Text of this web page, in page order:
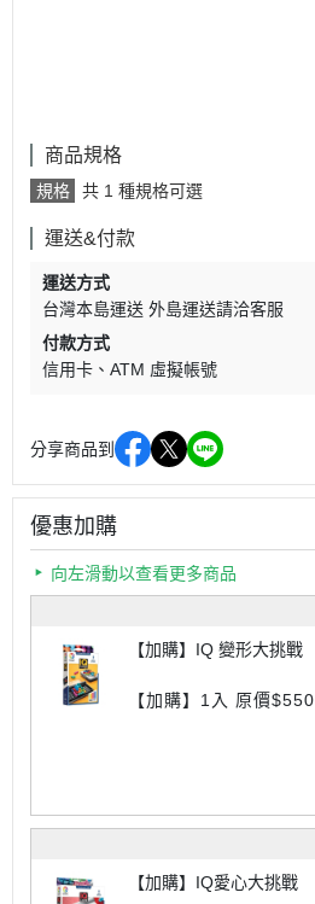
商品規格
規格 共 1 種規格可選
運送&付款
運送方式
台灣本島運送 外島運送請洽客服
付款方式
信用卡
ATM 虛擬帳號
分享商品到
優惠加購
向左滑動以查看更多商品
【加購】IQ 變形大挑戰
【加購】1入 原價$550
【加購】IQ愛心大挑戰